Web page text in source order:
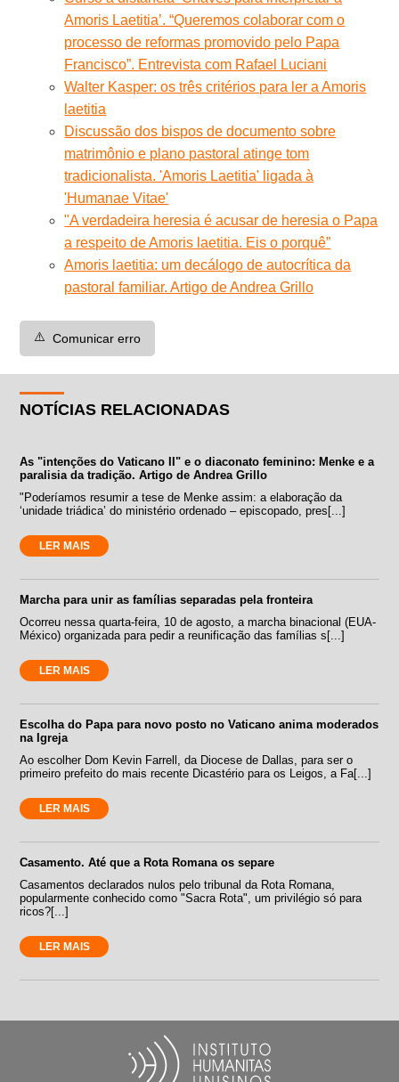
Amoris Laetitia’. “Queremos colaborar com o
processo de reformas promovido pelo Papa
Francisco”. Entrevista com Rafael Luciani
Walter Kasper: os três critérios para ler a Amoris
laetitia
Discussão dos bispos de documento sobre
matrimônio e plano pastoral atinge tom
tradicionalista. 'Amoris Laetitia' ligada à
'Humanae Vitae'
"A verdadeira heresia é acusar de heresia o Papa
a respeito de Amoris laetitia. Eis o porquê”
Amoris laetitia: um decálogo de autocrítica da
pastoral familiar. Artigo de Andrea Grillo
⚠️ Comunicar erro
NOTÍCIAS RELACIONADAS
As "intenções do Vaticano II" e o diaconato feminino: Menke e a
paralisia da tradição. Artigo de Andrea Grillo
"Poderíamos resumir a tese de Menke assim: a elaboração da
‘unidade triádica’ do ministério ordenado – episcopado, pres[...]
LER MAIS
Marcha para unir as famílias separadas pela fronteira
Ocorreu nessa quarta-feira, 10 de agosto, a marcha binacional (EUA-
México) organizada para pedir a reunificação das famílias s[...]
LER MAIS
Escolha do Papa para novo posto no Vaticano anima moderados
na Igreja
Ao escolher Dom Kevin Farrell, da Diocese de Dallas, para ser o
primeiro prefeito do mais recente Dicastério para os Leigos, a Fa[...]
LER MAIS
Casamento. Até que a Rota Romana os separe
Casamentos declarados nulos pelo tribunal da Rota Romana,
popularmente conhecido como "Sacra Rota", um privilégio só para
ricos?[...]
LER MAIS